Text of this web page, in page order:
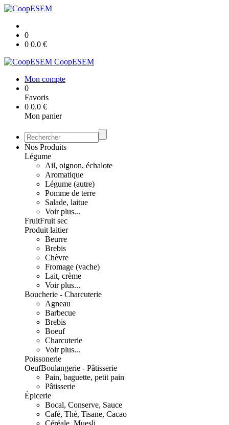
0
0 0.0 €
CoopESEM
Mon compte
0
Favoris
0 0.0 €
Mon panier
Nos Produits
Légume
Ail, oignon, échalote
Aromatique
Légume (autre)
Pomme de terre
Salade, laitue
Voir plus...
FruitFruit sec
Produit laitier
Beurre
Brebis
Chèvre
Fromage (vache)
Lait, crème
Voir plus...
Boucherie - Charcuterie
Agneau
Barbecue
Brebis
Boeuf
Charcuterie
Voir plus...
Poissonerie
OeufBoulangerie - Pâtisserie
Pain, baguette, petit pain
Pâtisserie
Épicerie
Bocal, Conserve, Sauce
Café, Thé, Tisane, Cacao
Céréale, Muesli